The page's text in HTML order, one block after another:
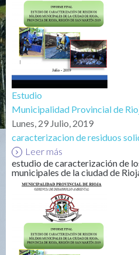
Estudio
Municipalidad Provincial de
Lunes, 29 Julio, 2019
caracterizacion de residuos
Leer más
estudio de caracterización de
municipales de la ciudad de